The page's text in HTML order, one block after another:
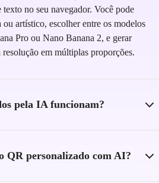
no seu navegador. Você pode
artístico, escolher entre os modelos
Pro ou Nano Banana 2, e gerar
em múltiplas proporções.
pela IA funcionam?
QR personalizado com AI?